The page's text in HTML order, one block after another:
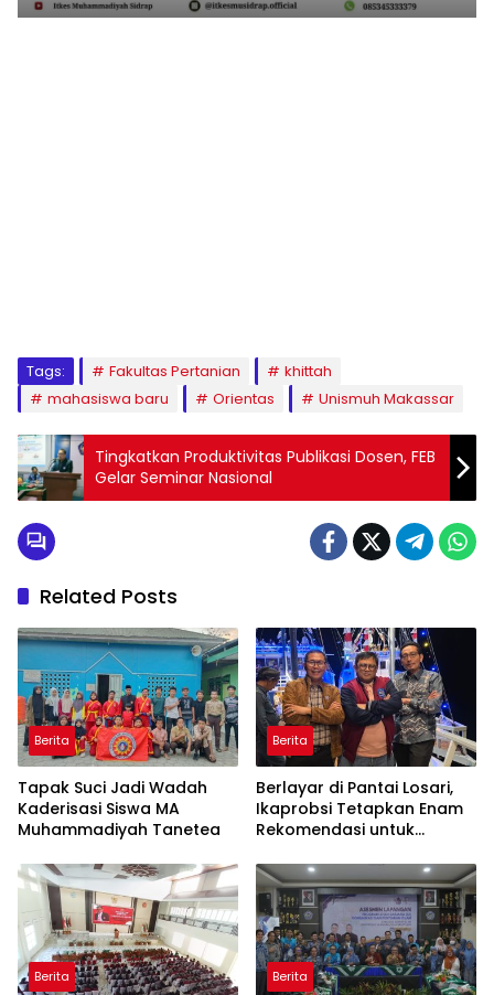
Tags: Fakultas Pertanian
khittah
mahasiswa baru
Orientas Unismuh Makassar
Tingkatkan Produktivitas Publikasi Dosen, FEB
Gelar Seminar Nasional
Related Posts
Berita
Tapak Suci Jadi Wadah
Kaderisasi Siswa MA
Muhammadiyah Tanetea
Berita
Berlayar di Pantai Losari,
Ikaprobsi Tetapkan Enam
Rekomendasi untuk
Berita Berita